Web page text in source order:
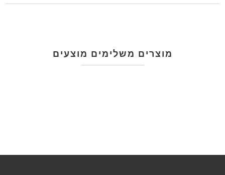
מוצרים משלימים מוצעים